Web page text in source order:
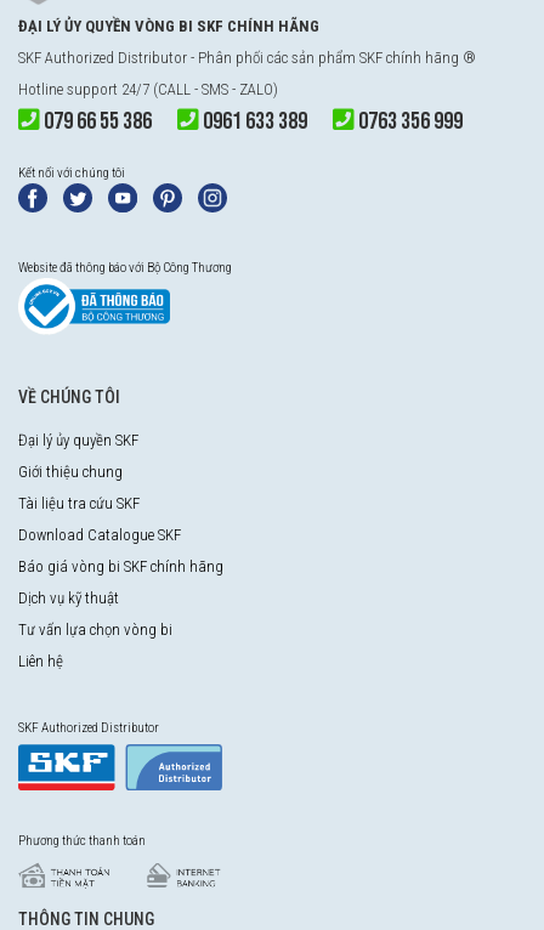
ĐẠI LÝ ỦY QUYỀN VÒNG BI SKF CHÍNH HÃNG
SKF Authorized Distributor - Phân phối các sản phẩm SKF chính hãng ®
Hotline support 24/7 (CALL - SMS - ZALO)
079 66 55 386 0961 633 389 0763 356 999
Kết nối với chúng tôi
Website đã thông báo với Bộ Công Thương
VỀ CHÚNG TÔI
Đại lý ủy quyền SKF
Giới thiệu chung
Tài liệu tra cứu SKF
Download Catalogue SKF
Báo giá vòng bi SKF chính hãng
Dịch vụ kỹ thuật
Tư vấn lựa chọn vòng bi
Liên hệ
SKF Authorized Distributor
Phương thức thanh toán
THÔNG TIN CHUNG